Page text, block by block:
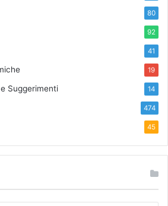
80
92
41
19
Suggerimenti 14
474
45